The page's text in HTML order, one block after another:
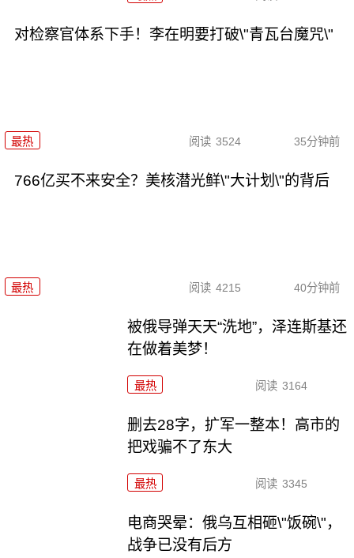
对检察官体系下手！李在明要打破\"青瓦台魔咒\"
最热 阅读 3524 35分钟前
766亿买不来安全？美核潜光鲜\"大计划\"的背后
最热 阅读 4215 40分钟前
被俄导弹天天“洗地”，泽连斯基还
在做着美梦！
最热 阅读 3164
删去28字，扩军一整本！高市的
把戏骗不了东大
最热 阅读 3345
电商哭晕：俄乌互相砸\"饭碗\"，
战争已没有后方